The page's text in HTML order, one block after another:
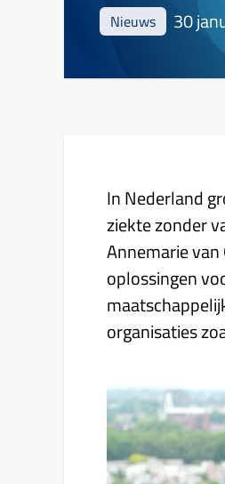
Nieuws 30
In Nederland
ziekte zonder
Annemarie
oplossingen
organisaties